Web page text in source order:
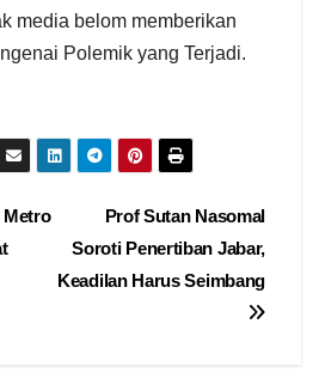
media belom memberikan
Polemik yang Terjadi.
Prof Sutan Nasomal
Soroti Penertiban Jabar,
Keadilan Harus Seimbang
Metro